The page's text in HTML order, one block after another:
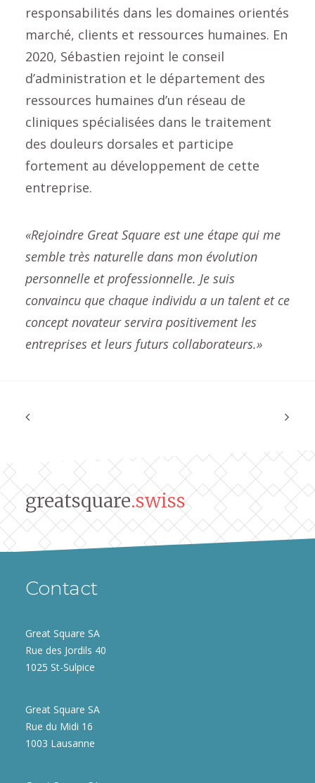
responsabilités dans les domaines orientés
marché, clients et ressources humaines. En
2020, Sébastien rejoint le conseil
d’administration et le département des
ressources humaines d’un réseau de
cliniques spécialisées dans le traitement
des douleurs dorsales et participe
fortement au développement de cette
entreprise.
«Rejoindre Great Square est une étape qui me
semble très naturelle dans mon évolution
personnelle et professionnelle. Je suis
convaincu que chaque individu a un talent et ce
concept novateur servira positivement les
entreprises et leurs futurs collaborateurs.»
greatsquare.swiss
Contact
Great Square SA
Rue des Jordils 40
1025 St-Sulpice
Great Square SA
Rue du Midi 16
1003 Lausanne